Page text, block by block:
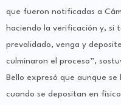
que fueron notificadas a
haciendo la verificación y, si
prevalidado, venga y
culminaron el proceso”,
Bello expresó que aunque
cuando se depositan en